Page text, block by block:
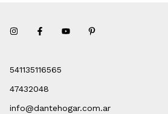
541135116565
47432048
info@dantehogar.com.ar